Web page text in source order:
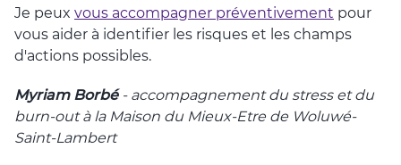
Je peux vous accompagner préventivement pour
vous aider à identifier les risques et les champs
d'actions possibles.
Myriam Borbé- accompagnement du stress et du
burn-out à la Maison du Mieux-Etre de Woluwé-
Saint-Lambert